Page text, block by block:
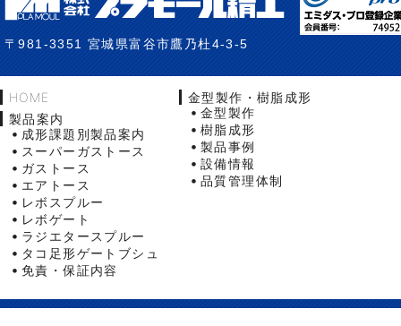
〒981-3351 宮城県富谷市鷹乃杜4-3-5
HOME
製品案内
成形課題別製品案内
スーパーガストース
ガストース
エアトース
レボスプルー
レボゲート
ラジエタースプルー
タコ足形ゲートブシュ
免責・保証内容
金型製作・樹脂成形
金型製作
樹脂成形
製品事例
設備情報
品質管理体制